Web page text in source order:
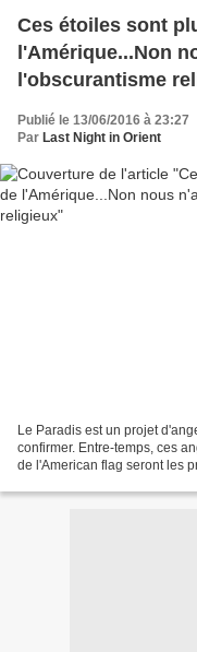
Ces étoiles sont
l'Amérique...Non
l'obscurantisme
Publié le 13/06/2016 à 23:27
Par Last Night in Orient
Le Paradis est un projet
confirmer. Entre-temps, ces
de l'American flag seront les